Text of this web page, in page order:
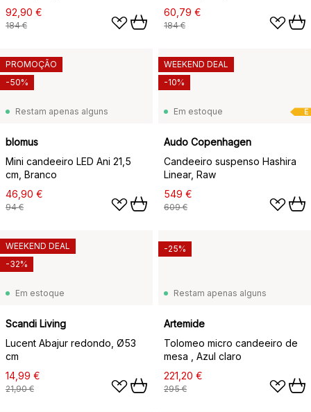
92,90 €
184 €
60,79 €
184 €
Restam apenas alguns
blomus
Mini candeeiro LED Ani 21,5
cm, Branco
46,90 €
94 €
PROMOÇÃO
-50%
E
Em estoque
Audo Copenhagen
Candeeiro suspenso Hashira
Linear, Raw
549 €
609 €
WEEKEND DEAL
-10%
Em estoque
Scandi Living
Lucent Abajur redondo, Ø53
cm
14,99 €
21,90 €
WEEKEND DEAL
-32%
Restam apenas alguns
Artemide
Tolomeo micro candeeiro de
mesa , Azul claro
221,20 €
295 €
-25%